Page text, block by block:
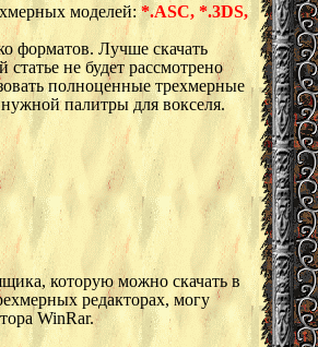
моделей:*.ASC, *.3DS,
форматов. Лучше скачать
не будет рассмотрено
полноценные трехмерные
палитры для вокселя.
которую можно скачать в
редакторах, могу
WinRar.